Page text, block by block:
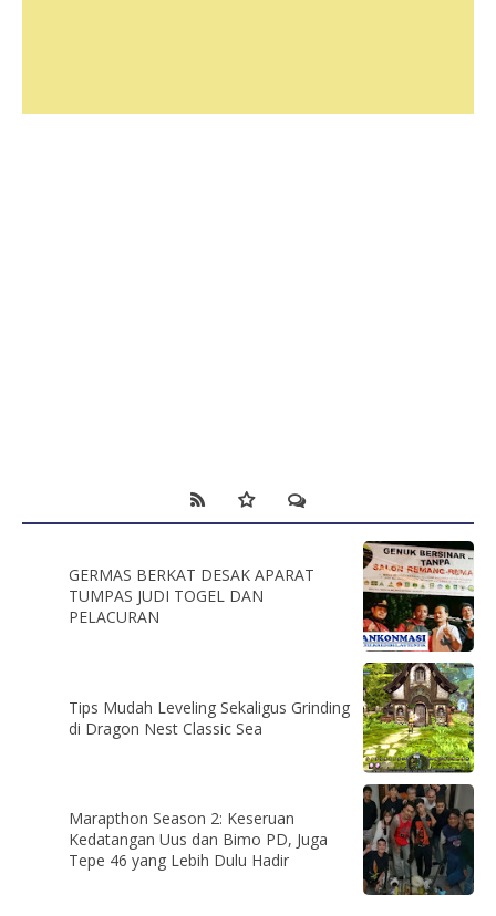
GERMAS BERKAT DESAK APARAT
TUMPAS JUDI TOGEL DAN
PELACURAN
Tips Mudah Leveling Sekaligus Grinding
di Dragon Nest Classic Sea
Marapthon Season 2: Keseruan
Kedatangan Uus dan Bimo PD, Juga
Tepe 46 yang Lebih Dulu Hadir